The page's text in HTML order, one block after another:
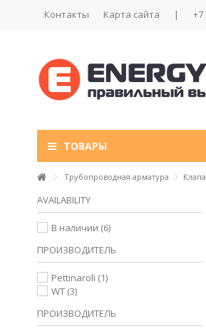
Контакты Карта сайта | +7
ТОВАРЫ
Трубопроводная арматура
AVAILABILITY
В наличии (6)
ПРОИЗВОДИТЕЛЬ
Pettinaroli (1)
WT (3)
ПРОИЗВОДИТЕЛЬ